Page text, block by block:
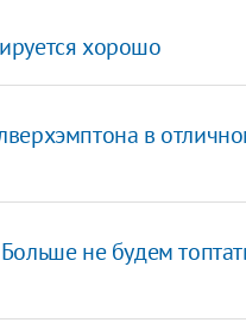
хорошо
в
не будем